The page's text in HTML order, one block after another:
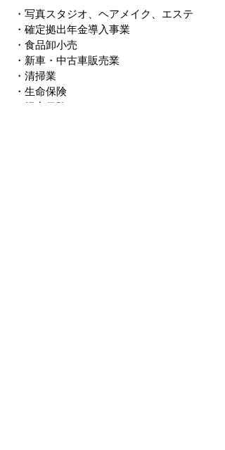
・写真スタジオ、ヘアメイク、エステ
・確定拠出年金導入事業
・食品卸小売
​・新車・中古車販売業
・清掃業
・生命保険
・損害保険